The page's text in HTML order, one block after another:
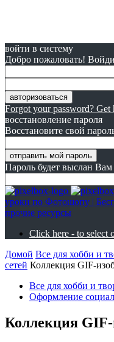
войти в систему
Добро пожаловать!
Forgot your password? Get
восстановление пароля
Восстановите свой
Пароль будет выслан
уроки по Фотошопу |
прочие ресурсы
Click here - to select
Домой Все для хобби и
сетей Коллекция GIF-
Все для хобби и
Оформление
Коллекция